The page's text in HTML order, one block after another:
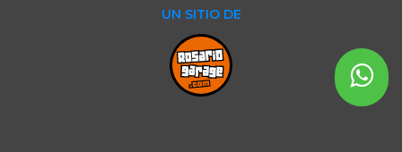
UN SITIO DE